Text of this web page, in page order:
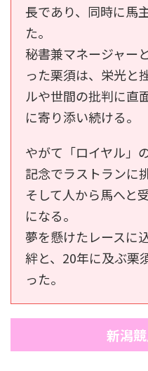
長であり、同時に馬
た。
秘書兼マネージャー
った栗須は、栄光と
ルや世間の批判に直
に寄り添い続ける。
やがて「ロイヤル」
記念でラストランに
そして人から馬へと
になる。
夢を懸けたレースに
絆と、20年に及ぶ栗
った。
新潟